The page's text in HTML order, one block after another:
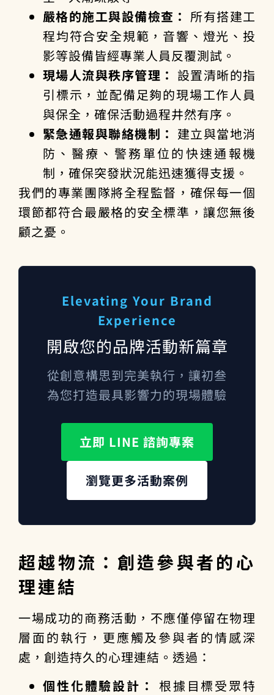
嚴格的施工與設備檢查： 所有搭建工
程均符合安全規範，音響、燈光、投
影等設備皆經專業人員反覆測試。
現場人流與秩序管理： 設置清晰的指
引標示，並配備足夠的現場工作人員
與保全，確保活動過程井然有序。
緊急通報與聯絡機制： 建立與當地消
防、醫療、警務單位的快速通報機
制，確保突發狀況能迅速獲得支援。
我們的專業團隊將全程監督，確保每一個
環節都符合最嚴格的安全標準，讓您無後
顧之憂。
Elevating Your Brand
Experience
開啟您的品牌活動新篇章
從創意構思到完美執行，讓初叁
為您打造最具影響力的現場體驗
立即 LINE 諮詢專案
瀏覽更多活動案例
超越物流：創造參與者的心
理連結
一場成功的商務活動，不應僅停留在物理
層面的執行，更應觸及參與者的情感深
處，創造持久的心理連結。透過：
個性化體驗設計：
根據目標受眾特